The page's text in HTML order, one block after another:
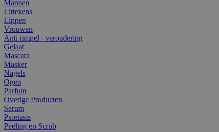
Mannen
Littekens
Lippen
Vrouwen
Anti rimpel - veroudering
Gelaat
Mascara
Masker
Nagels
Ogen
Parfum
Overige Producten
Serum
Psoriasis
Peeling en Scrub